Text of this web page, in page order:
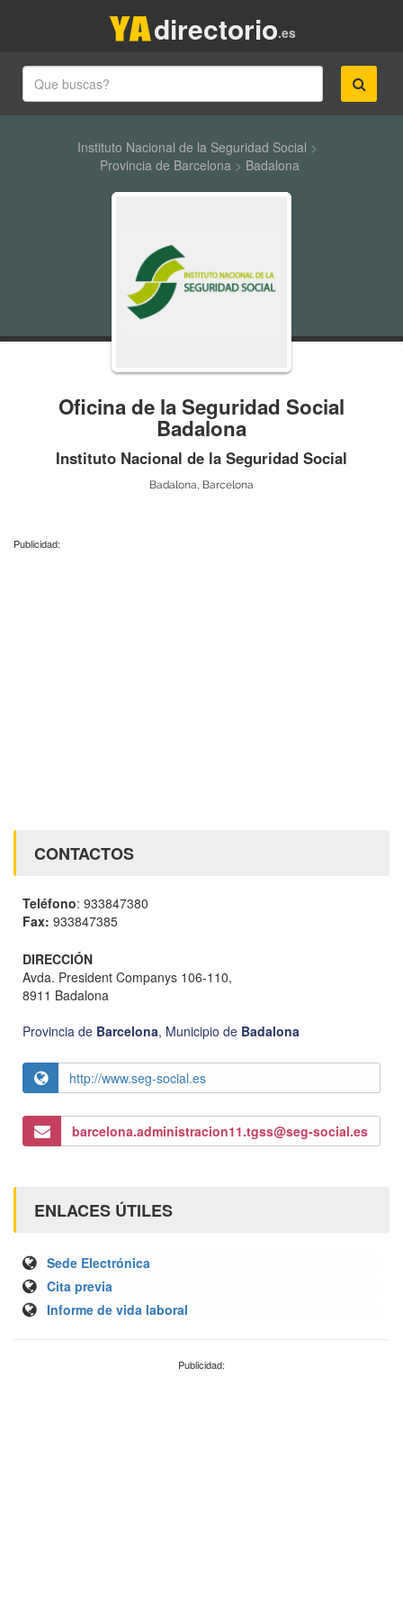
.es
directorio
Instituto Nacional de la Seguridad Social >
Provincia de Barcelona> Badalona
Oficina de la Seguridad Social
Badalona
Instituto Nacional de la Seguridad Social
Badalona, Barcelona
Publicidad:
CONTACTOS
Teléfono: 933847380
Fax: 933847385
DIRECCIÓN
Avda. President Companys 106-110,
8911 Badalona
Provincia de Barcelona, Municipio de Badalona
http://www.seg-social.es
barcelona.administracion11.tgss@seg-social.es
ENLACES ÚTILES
Sede Electrónica
Cita previa
Informe de vida laboral
Publicidad: